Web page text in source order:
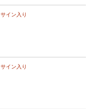
サイン入り
サイン入り